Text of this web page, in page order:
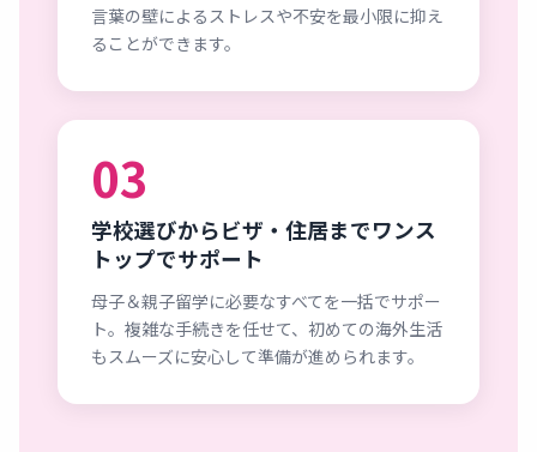
言葉の壁によるストレスや不安を最小限に抑え
ることができます。
03
学校選びからビザ・住居までワンス
トップでサポート
母子＆親子留学に必要なすべてを一括でサポー
ト。複雑な手続きを任せて、初めての海外生活
もスムーズに安心して準備が進められます。